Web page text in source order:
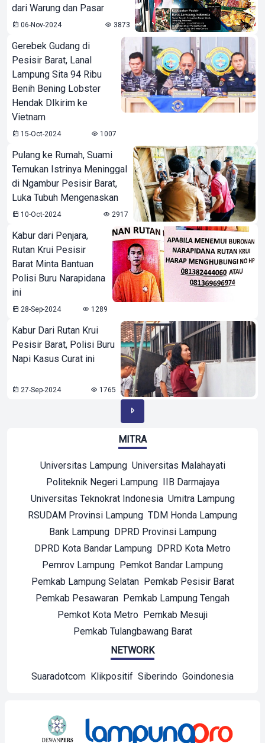
dari Warung dan Pasar
06-Nov-2024 3873
Gerebek Gudang di
Pesisir Barat, Lanal
Lampung Sita 94 Ribu
Benih Bening Lobster
Hendak DIkirim ke
Vietnam
15-Oct-2024 1007
Pulang ke Rumah, Suami
Temukan Istrinya Meninggal
di Ngambur Pesisir Barat,
Luka Tubuh Mengenaskan
10-Oct-2024 2917
Kabur dari Penjara,
Rutan Krui Pesisir
Barat Minta Bantuan
Polisi Buru Narapidana
ini
28-Sep-2024 1289
Kabur Dari Rutan Krui
Pesisir Barat, Polisi Buru
Napi Kasus Curat ini
27-Sep-2024 1765
MITRA
Universitas Lampung Universitas Malahayati
Politeknik Negeri Lampung IIB Darmajaya
Universitas Teknokrat Indonesia Umitra Lampung
RSUDAM Provinsi Lampung TDM Honda Lampung
Bank Lampung DPRD Provinsi Lampung
DPRD Kota Bandar Lampung DPRD Kota Metro
Pemrov Lampung Pemkot Bandar Lampung
Pemkab Lampung Selatan Pemkab Pesisir Barat
Pemkab Pesawaran Pemkab Lampung Tengah
Pemkot Kota Metro Pemkab Mesuji
Pemkab Tulangbawang Barat
NETWORK
Suaradotcom Klikpositif Siberindo Goindonesia